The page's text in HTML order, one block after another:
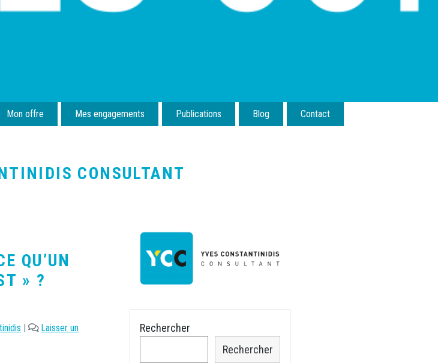
Mon offre Mes engagements Publications Blog Contact
CONSULTANT
QU’UN
» ?
|
Laisser un
Rechercher
Rechercher